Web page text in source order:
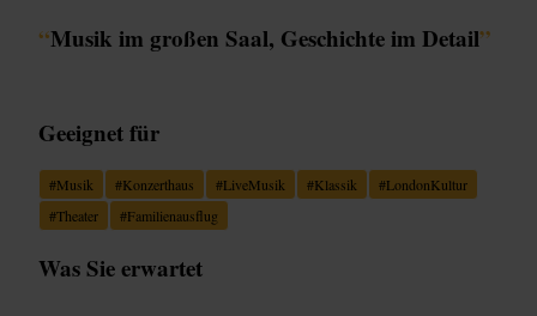
“Musik im großen Saal, Geschichte im Detail”
Geeignet für
#Musik #Konzerthaus #LiveMusik #Klassik #LondonKultur
#Theater #Familienausflug
Was Sie erwartet